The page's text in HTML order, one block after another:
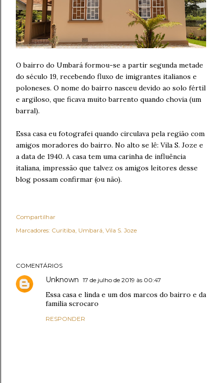
O bairro do Umbará formou-se a partir segunda metade
do século 19, recebendo fluxo de imigrantes italianos e
poloneses. O nome do bairro nasceu devido ao solo fértil
e argiloso, que ficava muito barrento quando chovia (um
barral).
Essa casa eu fotografei quando circulava pela região com
amigos moradores do bairro. No alto se lê: Vila S. Joze e
a data de 1940. A casa tem uma carinha de influência
italiana, impressão que talvez os amigos leitores desse
blog possam confirmar (ou não).
Compartilhar
Marcadores: Curitiba Umbará Vila S. Joze
COMENTÁRIOS
Unknown 17 de julho de 2019 às 00:47
Essa casa e linda e um dos marcos do bairro e da
familia scrocaro
RESPONDER